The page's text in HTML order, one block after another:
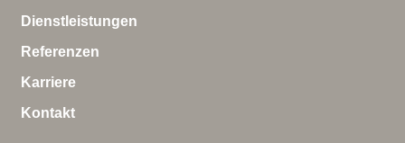
Dienstleistungen
Referenzen
Karriere
Kontakt